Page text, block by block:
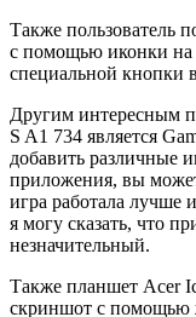
Также пользователь
с помощью иконки на
специальной кнопки
Другим интересным
S A1 734 является
добавить различные
приложения, вы
игра работала лучше
я могу сказать, что
незначительный.
Также планшет Acer
скриншот с помощью